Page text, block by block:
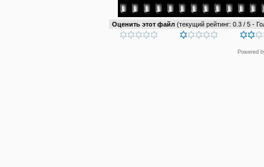
Оценить этот файл (текущий рейтинг: 0.3 / 5 -
Powered